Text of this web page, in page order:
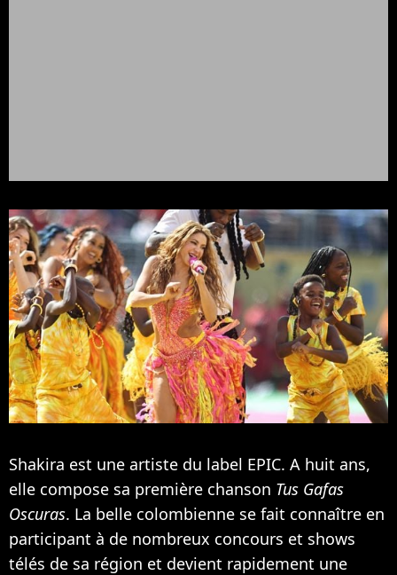
Shakira est une artiste du label EPIC. A huit ans,
elle compose sa première chanson Tus Gafas
Oscuras. La belle colombienne se fait connaître en
participant à de nombreux concours et shows
télés de sa région et devient rapidement une